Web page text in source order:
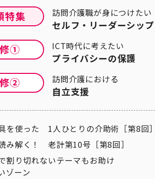
訪問介護職が身につけたい
セルフ・リーダーシップ
ICT時代に考えたい
プライバシーの保護
訪問介護における
自立支援
を使った 1人ひとりの介助術［第8回
み解く！ 老計第10号［第8回］
割り切れないテーマもお助け
ゾーン